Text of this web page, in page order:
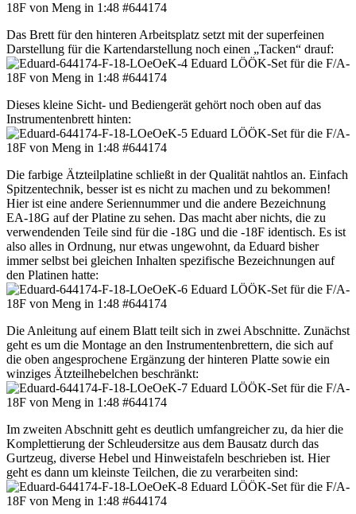
Das Brett für den hinteren Arbeitsplatz setzt mit der superfeinen
Darstellung für die Kartendarstellung noch einen „Tacken“ drauf:
Dieses kleine Sicht- und Bediengerät gehört noch oben auf das
Instrumentenbrett hinten:
Die farbige Ätzteilplatine schließt in der Qualität nahtlos an. Einfach
Spitzentechnik, besser ist es nicht zu machen und zu bekommen!
Hier ist eine andere Seriennummer und die andere Bezeichnung
EA-18G auf der Platine zu sehen. Das macht aber nichts, die zu
verwendenden Teile sind für die -18G und die -18F identisch. Es ist
also alles in Ordnung, nur etwas ungewohnt, da Eduard bisher
immer selbst bei gleichen Inhalten spezifische Bezeichnungen auf
den Platinen hatte:
Die Anleitung auf einem Blatt teilt sich in zwei Abschnitte. Zunächst
geht es um die Montage an den Instrumentenbrettern, die sich auf
die oben angesprochene Ergänzung der hinteren Platte sowie ein
winziges Ätzteilhebelchen beschränkt:
Im zweiten Abschnitt geht es deutlich umfangreicher zu, da hier die
Komplettierung der Schleudersitze aus dem Bausatz durch das
Gurtzeug, diverse Hebel und Hinweistafeln beschrieben ist. Hier
geht es dann um kleinste Teilchen, die zu verarbeiten sind: